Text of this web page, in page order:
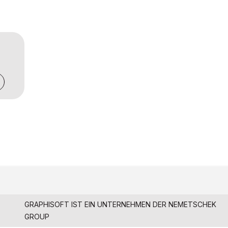
GRAPHISOFT IST EIN UNTERNEHMEN DERNEMETSCHEK
GROUP